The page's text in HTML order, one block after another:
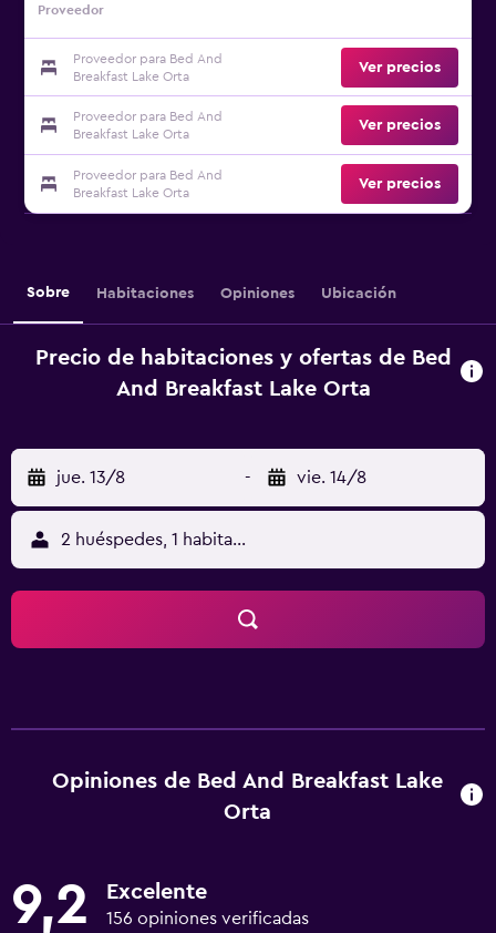
Proveedor
Proveedor para Bed And
Breakfast Lake Orta
Ver precios
Proveedor para Bed And
Breakfast Lake Orta
Ver precios
Proveedor para Bed And
Breakfast Lake Orta
Ver precios
Sobre Habitaciones Opiniones Ubicación
Precio de habitaciones y ofertas de Bed
And Breakfast Lake Orta
jue. 13/8 - vie. 14/8
2 huéspedes, 1 habitación
Opiniones de Bed And Breakfast Lake
Orta
9,2 Excelente
156 opiniones verificadas